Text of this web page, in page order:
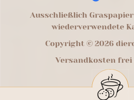
Ausschließlich
wiederverwendete
Copyright © 2026
Versandkosten frei